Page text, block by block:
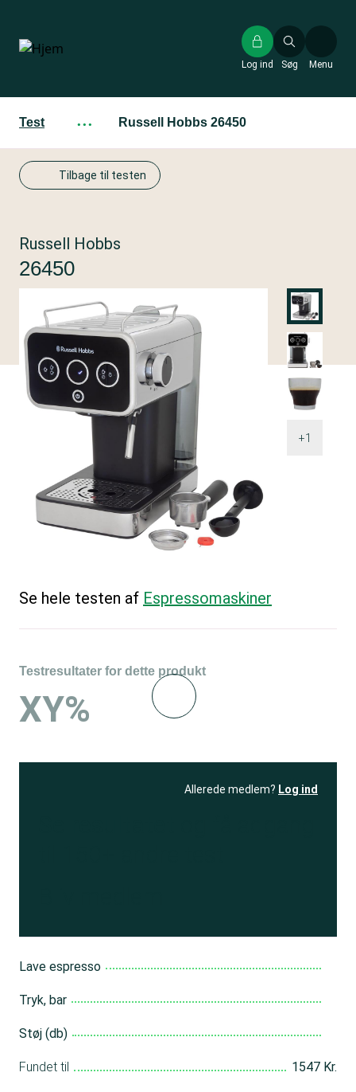
hovedindhold
Søg
Log ind Menu
Test ··· Russell Hobbs 26450
Tilbage til testen
+1
Russell Hobbs
26450
Se hele testen af Espressomaskiner
Testresultater for dette produkt
XY%
Allerede medlem? Log ind
Lave espresso
Tryk, bar
Støj (db)
Fundet til 1547 Kr.